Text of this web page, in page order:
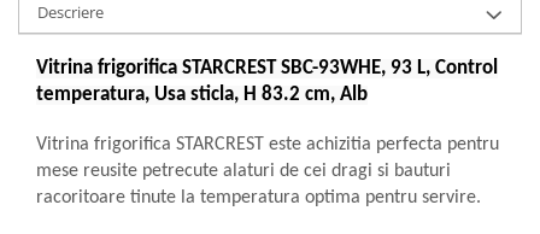
Descriere
Vitrina frigorifica STARCREST SBC-93WHE, 93 L, Control
temperatura, Usa sticla, H 83.2 cm, Alb
Vitrina frigorifica STARCREST este achizitia perfecta pentru
mese reusite petrecute alaturi de cei dragi si bauturi
racoritoare tinute la temperatura optima pentru servire.